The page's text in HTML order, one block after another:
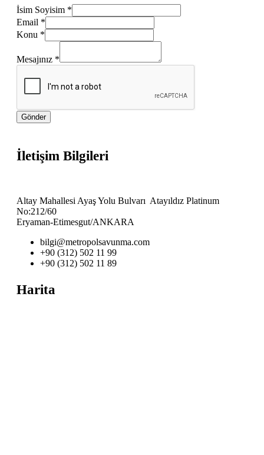
İsim Soyisim *
Email *
Konu *
Mesajınız *
Gönder
İletişim Bilgileri
Altay Mahallesi Ayaş Yolu Bulvarı Atayıldız Platinum
No:212/60
Eryaman-Etimesgut/ANKARA
bilgi@metropolsavunma.com
+90 (312) 502 11 99
+90 (312) 502 11 89
Harita